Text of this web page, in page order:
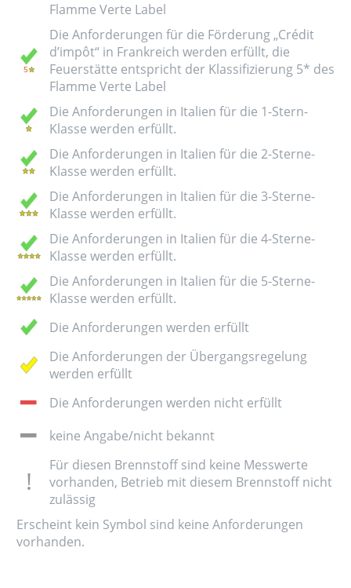
Flamme Verte Label
Die Anforderungen für die Förderung „Crédit
d’impôt“ in Frankreich werden erfüllt, die
Feuerstätte entspricht der Klassifizierung 5* des
Flamme Verte Label
Die Anforderungen in Italien für die 1-Stern-
Klasse werden erfüllt.
Die Anforderungen in Italien für die 2-Sterne-
Klasse werden erfüllt.
Die Anforderungen in Italien für die 3-Sterne-
Klasse werden erfüllt.
Die Anforderungen in Italien für die 4-Sterne-
Klasse werden erfüllt.
Die Anforderungen in Italien für die 5-Sterne-
Klasse werden erfüllt.
Die Anforderungen werden erfüllt
Die Anforderungen der Übergangsregelung
werden erfüllt
Die Anforderungen werden nicht erfüllt
keine Angabe/nicht bekannt
Für diesen Brennstoff sind keine Messwerte
vorhanden, Betrieb mit diesem Brennstoff nicht
zulässig
Erscheint kein Symbol sind keine Anforderungen
vorhanden.